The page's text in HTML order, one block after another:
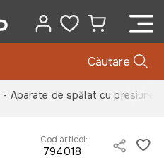
Căutare
- Aparate de spălat cu presiune
Cod articol:
794018